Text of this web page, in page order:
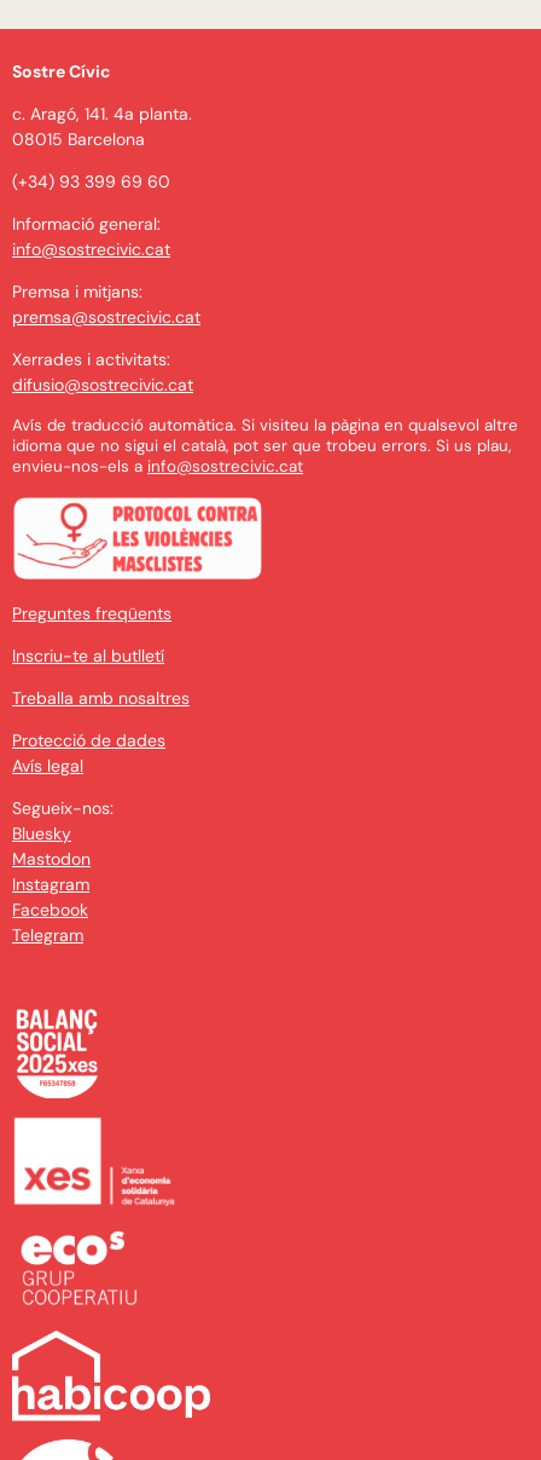
Sostre Cívic
c. Aragó, 141. 4a planta.
08015 Barcelona
(+34) 93 399 69 60
Informació general:
info@sostrecivic.cat
Premsa i mitjans:
premsa@sostrecivic.cat
Xerrades i activitats:
difusio@sostrecivic.cat
Avís de traducció automàtica. Si visiteu la pàgina en qualsevol altre
idioma que no sigui el català, pot ser que trobeu errors. Si us plau,
envieu-nos-els a info@sostrecivic.cat
Preguntes freqüents
Inscriu-te al butlletí
Treballa amb nosaltres
Protecció de dades
Avís legal
Segueix-nos:
Bluesky
Mastodon
Instagram
Facebook
Telegram